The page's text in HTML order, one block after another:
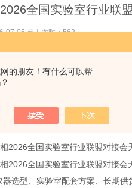
的朋友！有什么可以帮
全国实验室行业联
07-05 点击次数：563
办。本次活动由搜科供应链主
供需交流平台，各地仪器行业
选型、实验室配套方案、长期